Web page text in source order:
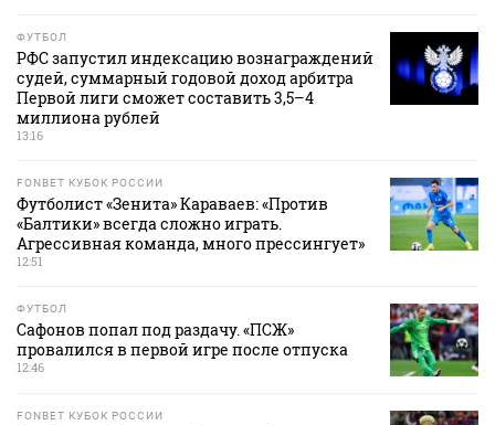
ФУТБОЛ
РФС запустил индексацию вознаграждений
судей, суммарный годовой доход арбитра
Первой лиги сможет составить 3,5–4
миллиона рублей
13:16
FONBET КУБОК РОССИИ
Футболист «Зенита» Караваев: «Против
«Балтики» всегда сложно играть.
Агрессивная команда, много прессингует»
12:51
ФУТБОЛ
Сафонов попал под раздачу. «ПСЖ»
провалился в первой игре после отпуска
12:46
FONBET КУБОК РОССИИ